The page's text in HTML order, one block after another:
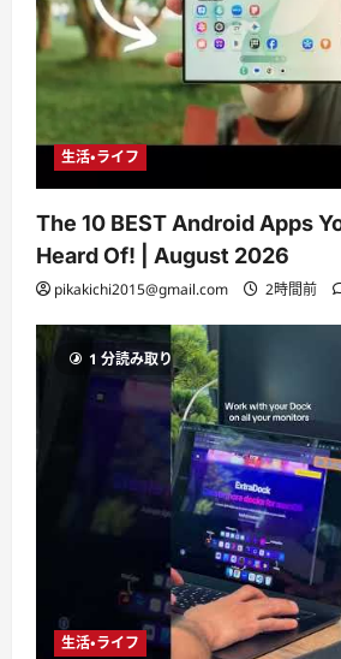
生活・ライフ
The 10 BEST Android Apps
Heard Of! | August 2026
pikakichi2015@gmail.com 2時間前
1 分読み取り
生活・ライフ